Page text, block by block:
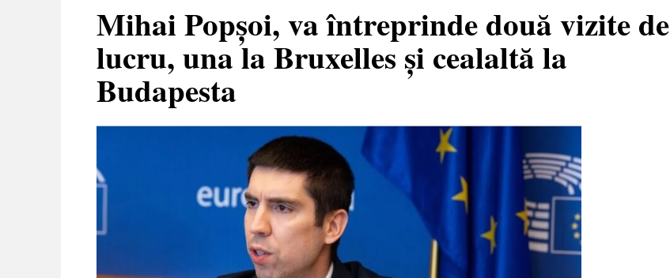
Mihai Popșoi, va întreprinde două vizite de
lucru, una la Bruxelles și cealaltă la
Budapesta